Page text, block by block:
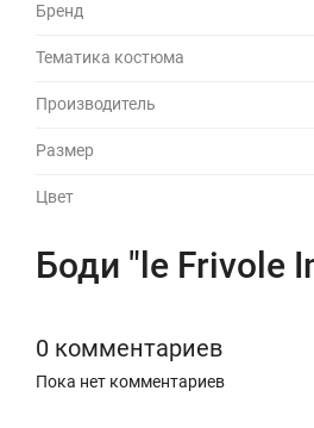
Бренд
Тематика костюма
Производитель
Размер
Цвет
Боди "le Frivole
0 комментариев
Пока нет комментариев